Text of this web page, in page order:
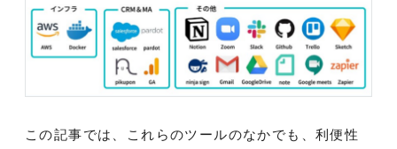
この記事では、これらのツールのなかでも、利便性